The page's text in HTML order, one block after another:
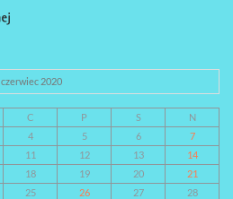
czerwiec 2020
C P S
N
4 5 6
7
11 12 13
14
18 19 20
21
25 26 27
28